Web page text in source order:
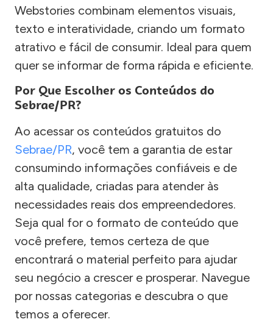
Webstories combinam elementos visuais,
texto e interatividade, criando um formato
atrativo e fácil de consumir. Ideal para quem
quer se informar de forma rápida e eficiente.
Por Que Escolher os Conteúdos do
Sebrae/PR?
Ao acessar os conteúdos gratuitos do
Sebrae/PR, você tem a garantia de estar
consumindo informações confiáveis e de
alta qualidade, criadas para atender às
necessidades reais dos empreendedores.
Seja qual for o formato de conteúdo que
você prefere, temos certeza de que
encontrará o material perfeito para ajudar
seu negócio a crescer e prosperar. Navegue
por nossas categorias e descubra o que
temos a oferecer.